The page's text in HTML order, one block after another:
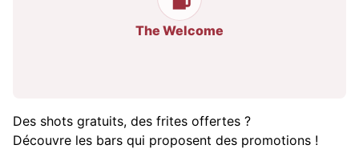
The Welcome
Des shots gratuits, des frites offertes ?
Découvre les bars qui proposent des promotions !